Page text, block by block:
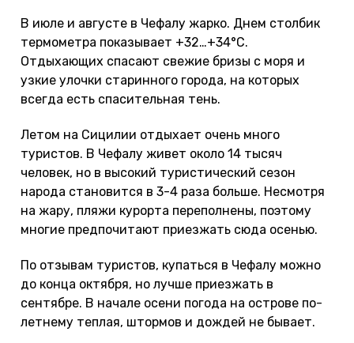
В июле и августе в Чефалу жарко. Днем столбик
термометра показывает +32…+34°С.
Отдыхающих спасают свежие бризы с моря и
узкие улочки старинного города, на которых
всегда есть спасительная тень.
Летом на Сицилии отдыхает очень много
туристов. В Чефалу живет около 14 тысяч
человек, но в высокий туристический сезон
народа становится в 3-4 раза больше. Несмотря
на жару, пляжи курорта переполнены, поэтому
многие предпочитают приезжать сюда осенью.
По отзывам туристов, купаться в Чефалу можно
до конца октября, но лучше приезжать в
сентябре. В начале осени погода на острове по-
летнему теплая, штормов и дождей не бывает.